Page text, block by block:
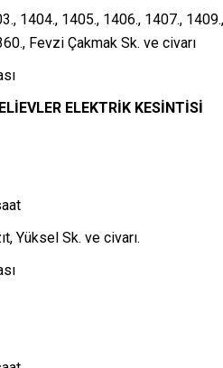
1404., 1405., 1406., 1407.,
Fevzi Çakmak Sk. ve civarı
ELEKTRİK KESİNTİSİ
Yüksel Sk. ve civarı.